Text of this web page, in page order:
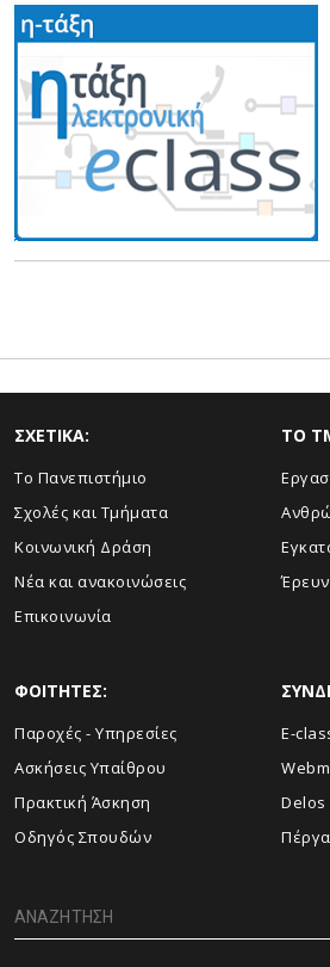
ΣΧΕΤΙΚΑ:
Το Πανεπιστήμιο
Σχολές και Τμήματα
Κοινωνική Δράση
Νέα και ανακοινώσεις
Επικοινωνία
TO
ΦΟΙΤΗΤΕΣ:
Παροχές - Υπηρεσίες
Ασκήσεις Υπαίθρου
Πρακτική Άσκηση
Οδηγός Σπουδών
E-
Delos